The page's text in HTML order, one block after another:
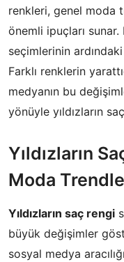
renkleri, genel moda
önemli ipuçları
seçimlerinin
Farklı renklerin
medyanın bu
yönüyle yıldızların
Yıldızların
Moda
Yıldızların saç rengi
büyük değişimler
sosyal medya